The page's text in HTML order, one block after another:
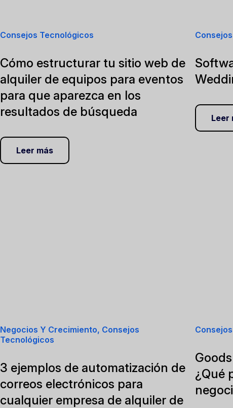
Consejos Tecnológicos
Cómo estructurar tu sitio web de
alquiler de equipos para eventos
para que aparezca en los
resultados de búsqueda
Leer más
Leer
Negocios Y Crecimiento, Consejos
Tecnológicos
3 ejemplos de automatización de
correos electrónicos para
cualquier empresa de alquiler de
¿Qué